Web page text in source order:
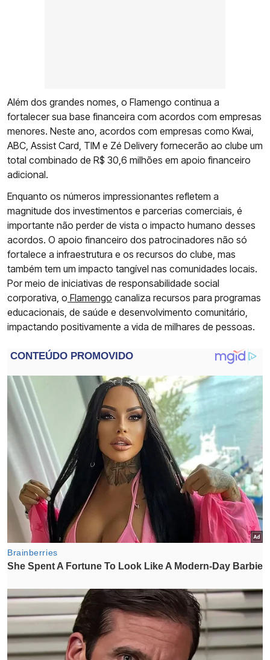
Além dos grandes nomes, o Flamengo continua a
fortalecer sua base financeira com acordos com empresas
menores. Neste ano, acordos com empresas como Kwai,
ABC, Assist Card, TIM e Zé Delivery fornecerão ao clube um
total combinado de R$ 30,6 milhões em apoio financeiro
adicional.
Enquanto os números impressionantes refletem a
magnitude dos investimentos e parcerias comerciais, é
importante não perder de vista o impacto humano desses
acordos. O apoio financeiro dos patrocinadores não só
fortalece a infraestrutura e os recursos do clube, mas
também tem um impacto tangível nas comunidades locais.
Por meio de iniciativas de responsabilidade social
corporativa, o Flamengo canaliza recursos para programas
educacionais, de saúde e desenvolvimento comunitário,
impactando positivamente a vida de milhares de pessoas.